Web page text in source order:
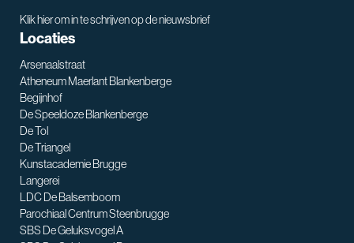
Klik hier om in te schrijven op de nieuwsbrief
Locaties
Arsenaalstraat
Atheneum Maerlant Blankenberge
Begijnhof
De Speeldoze Blankenberge
De Tol
De Triangel
Kunstacademie Brugge
Langerei
LDC De Balsemboom
Parochiaal Centrum Steenbrugge
SBS De Geluksvogel A
SNT assistent
Waarmee kan ik je helpen?